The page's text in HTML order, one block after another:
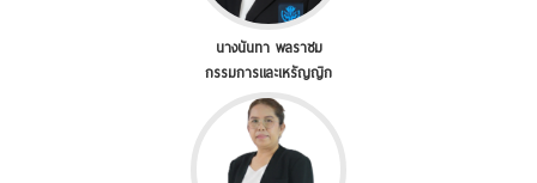
นางนันทา พลราชม
กรรมการและเหรัญญิก